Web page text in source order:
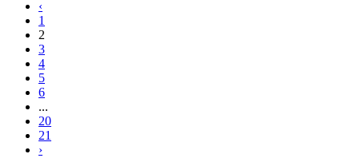
‹
1
2
3
4
5
6
...
20
21
›